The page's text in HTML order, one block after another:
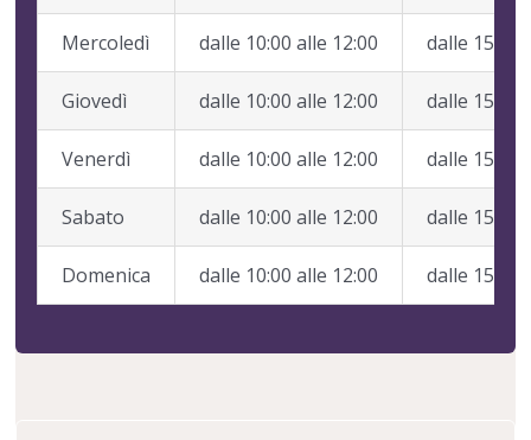
Mercoledì dalle 10:00 alle 12:00 dalle 15:00
Giovedì dalle 10:00 alle 12:00 dalle 15:00
Venerdì dalle 10:00 alle 12:00 dalle 15:00
Sabato dalle 10:00 alle 12:00 dalle 15:00
Domenica dalle 10:00 alle 12:00 dalle 15:00